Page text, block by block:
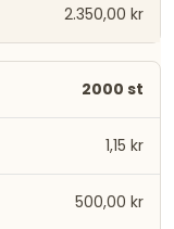
2.350,00 kr
2000 st
1,15 kr
500,00 kr